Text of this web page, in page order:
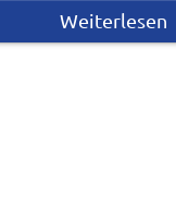
Weiterlesen